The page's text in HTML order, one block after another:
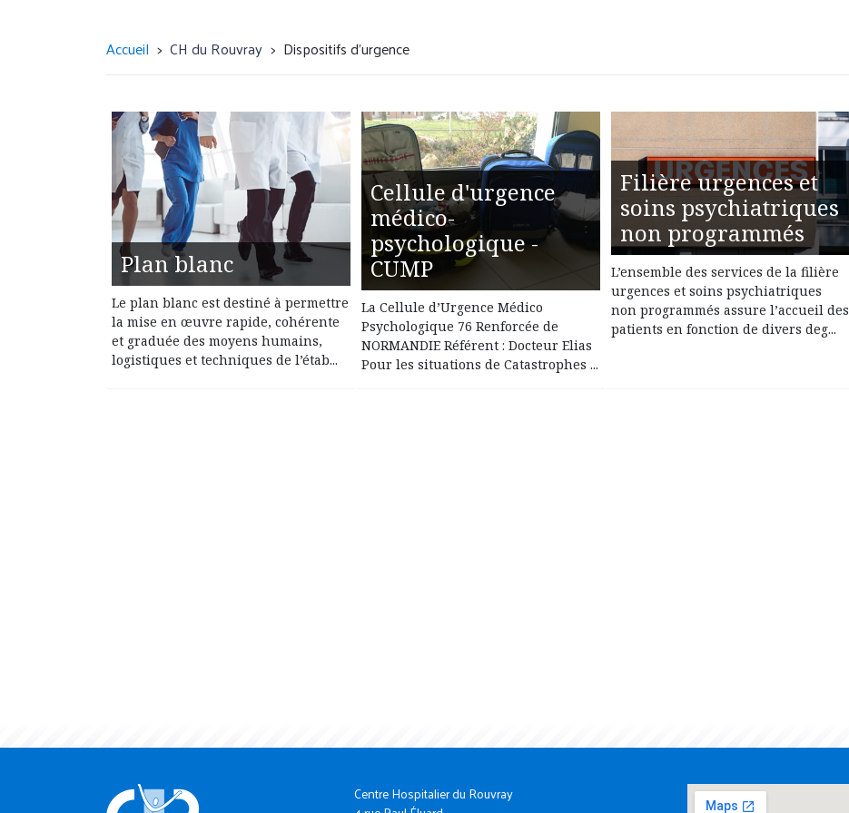
Accueil CH du Rouvray Dispositifs d'urgence
Plan blanc
Le plan blanc est destiné à permettre
la mise en œuvre rapide, cohérente
et graduée des moyens humains,
logistiques et techniques de l’étab...
Cellule d'urgence
médico-
psychologique -
CUMP
La Cellule d’Urgence Médico
Psychologique 76 Renforcée de
NORMANDIE Référent : Docteur Elias
Pour les situations de Catastrophes ...
Filière urgences et
soins psychiatriques
non programmés
L’ensemble des services de la filière
urgences et soins psychiatriques
non programmés assure l’accueil des
patients en fonction de divers deg...
Centre Hospitalier du Rouvray